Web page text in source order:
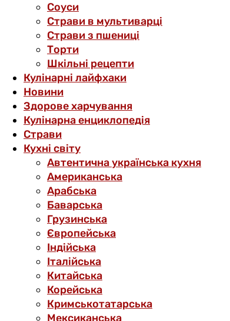
Соуси
Страви в мультиварці
Страви з пшениці
Торти
Шкільні рецепти
Кулінарні лайфхаки
Новини
Здорове харчування
Кулінарна енциклопедія
Страви
Кухні світу
Автентична українська кухня
Американська
Арабська
Баварська
Грузинська
Європейська
Індійська
Італійська
Китайська
Корейська
Кримськотатарська
Мексиканська